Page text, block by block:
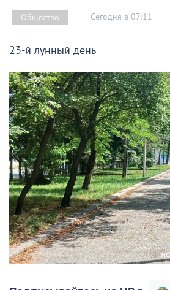
Общество Сегодня в 07:11
23-й лунный день